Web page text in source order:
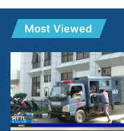
Most Viewed